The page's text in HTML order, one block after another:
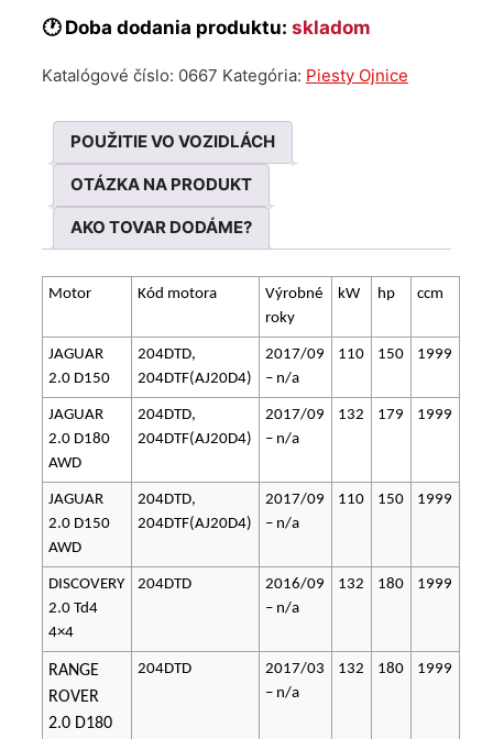
ojnica
Jaguar
Land
TD4
204DTA
🕐 Doba dodania produktu: skladom
Katalógové číslo: 0667 Kategória: Piesty Ojnice
POUŽITIE VO VOZIDLÁCH
OTÁZKA NA PRODUKT
AKO TOVAR DODÁME?
Motor Kód motora
Výrobné
roky
kW hp ccm
JAGUAR
2.0 D150
204DTD,
204DTF(AJ20D4)
2017/09
– n/a
110 150 1999
JAGUAR
2.0 D180
AWD
204DTD,
204DTF(AJ20D4)
2017/09
– n/a
132 179 1999
JAGUAR
2.0 D150
AWD
204DTD,
204DTF(AJ20D4)
2017/09
– n/a
110 150 1999
DISCOVERY
2.0 Td4
4×4
204DTD
2016/09
– n/a
132 180 1999
RANGE
ROVER
2.0 D180
204DTD
2017/03
– n/a
132 180 1999